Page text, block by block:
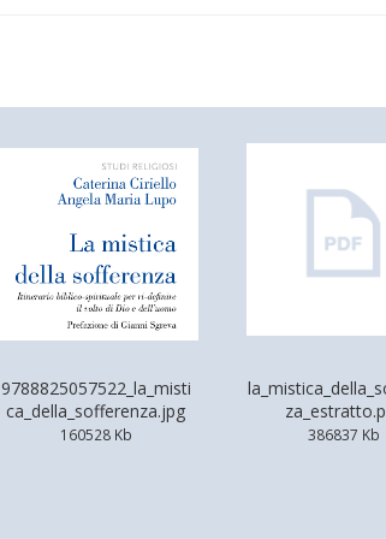
9788825057522_la_misti
ca_della_sofferenza.jpg
160528 Kb 386837 Kb